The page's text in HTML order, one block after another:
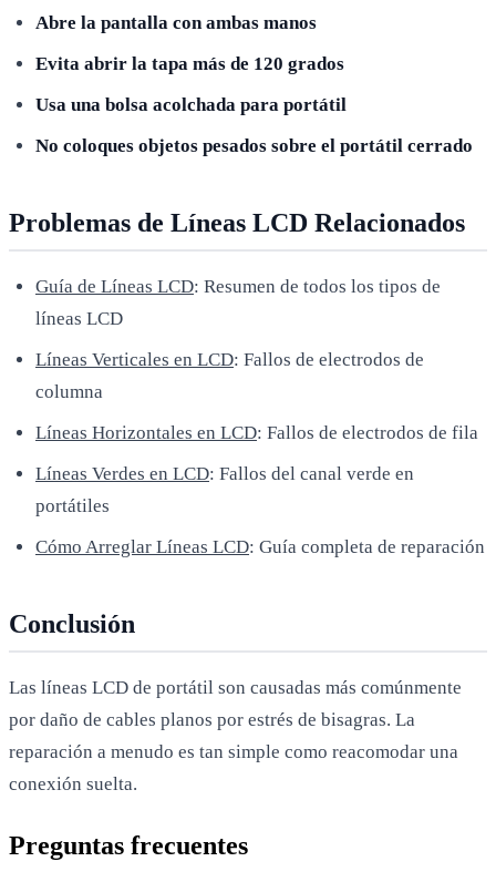
Abre la pantalla con ambas manos
Evita abrir la tapa más de 120 grados
Usa una bolsa acolchada para portátil
No coloques objetos pesados sobre el portátil cerrado
Problemas de Líneas LCD Relacionados
Guía de Líneas LCD: Resumen de todos los tipos de
líneas LCD
Líneas Verticales en LCD: Fallos de electrodos de
columna
Líneas Horizontales en LCD: Fallos de electrodos de fila
Líneas Verdes en LCD: Fallos del canal verde en
portátiles
Cómo Arreglar Líneas LCD: Guía completa de reparación
Conclusión
Las líneas LCD de portátil son causadas más comúnmente
por daño de cables planos por estrés de bisagras. La
reparación a menudo es tan simple como reacomodar una
conexión suelta.
Preguntas frecuentes